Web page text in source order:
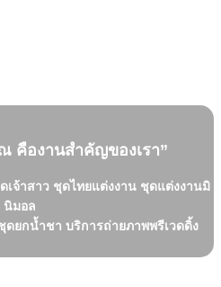
คืองานสำคัญของเรา”
เจ้าสาว ชุดไทยแต่งงาน ชุดแต่งงานมิ
นิมอล
ยกน้ำชา บริการถ่ายภาพพรีเวดดิ้ง